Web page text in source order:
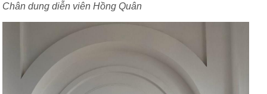
Chân dung diễn viên Hồng Quân